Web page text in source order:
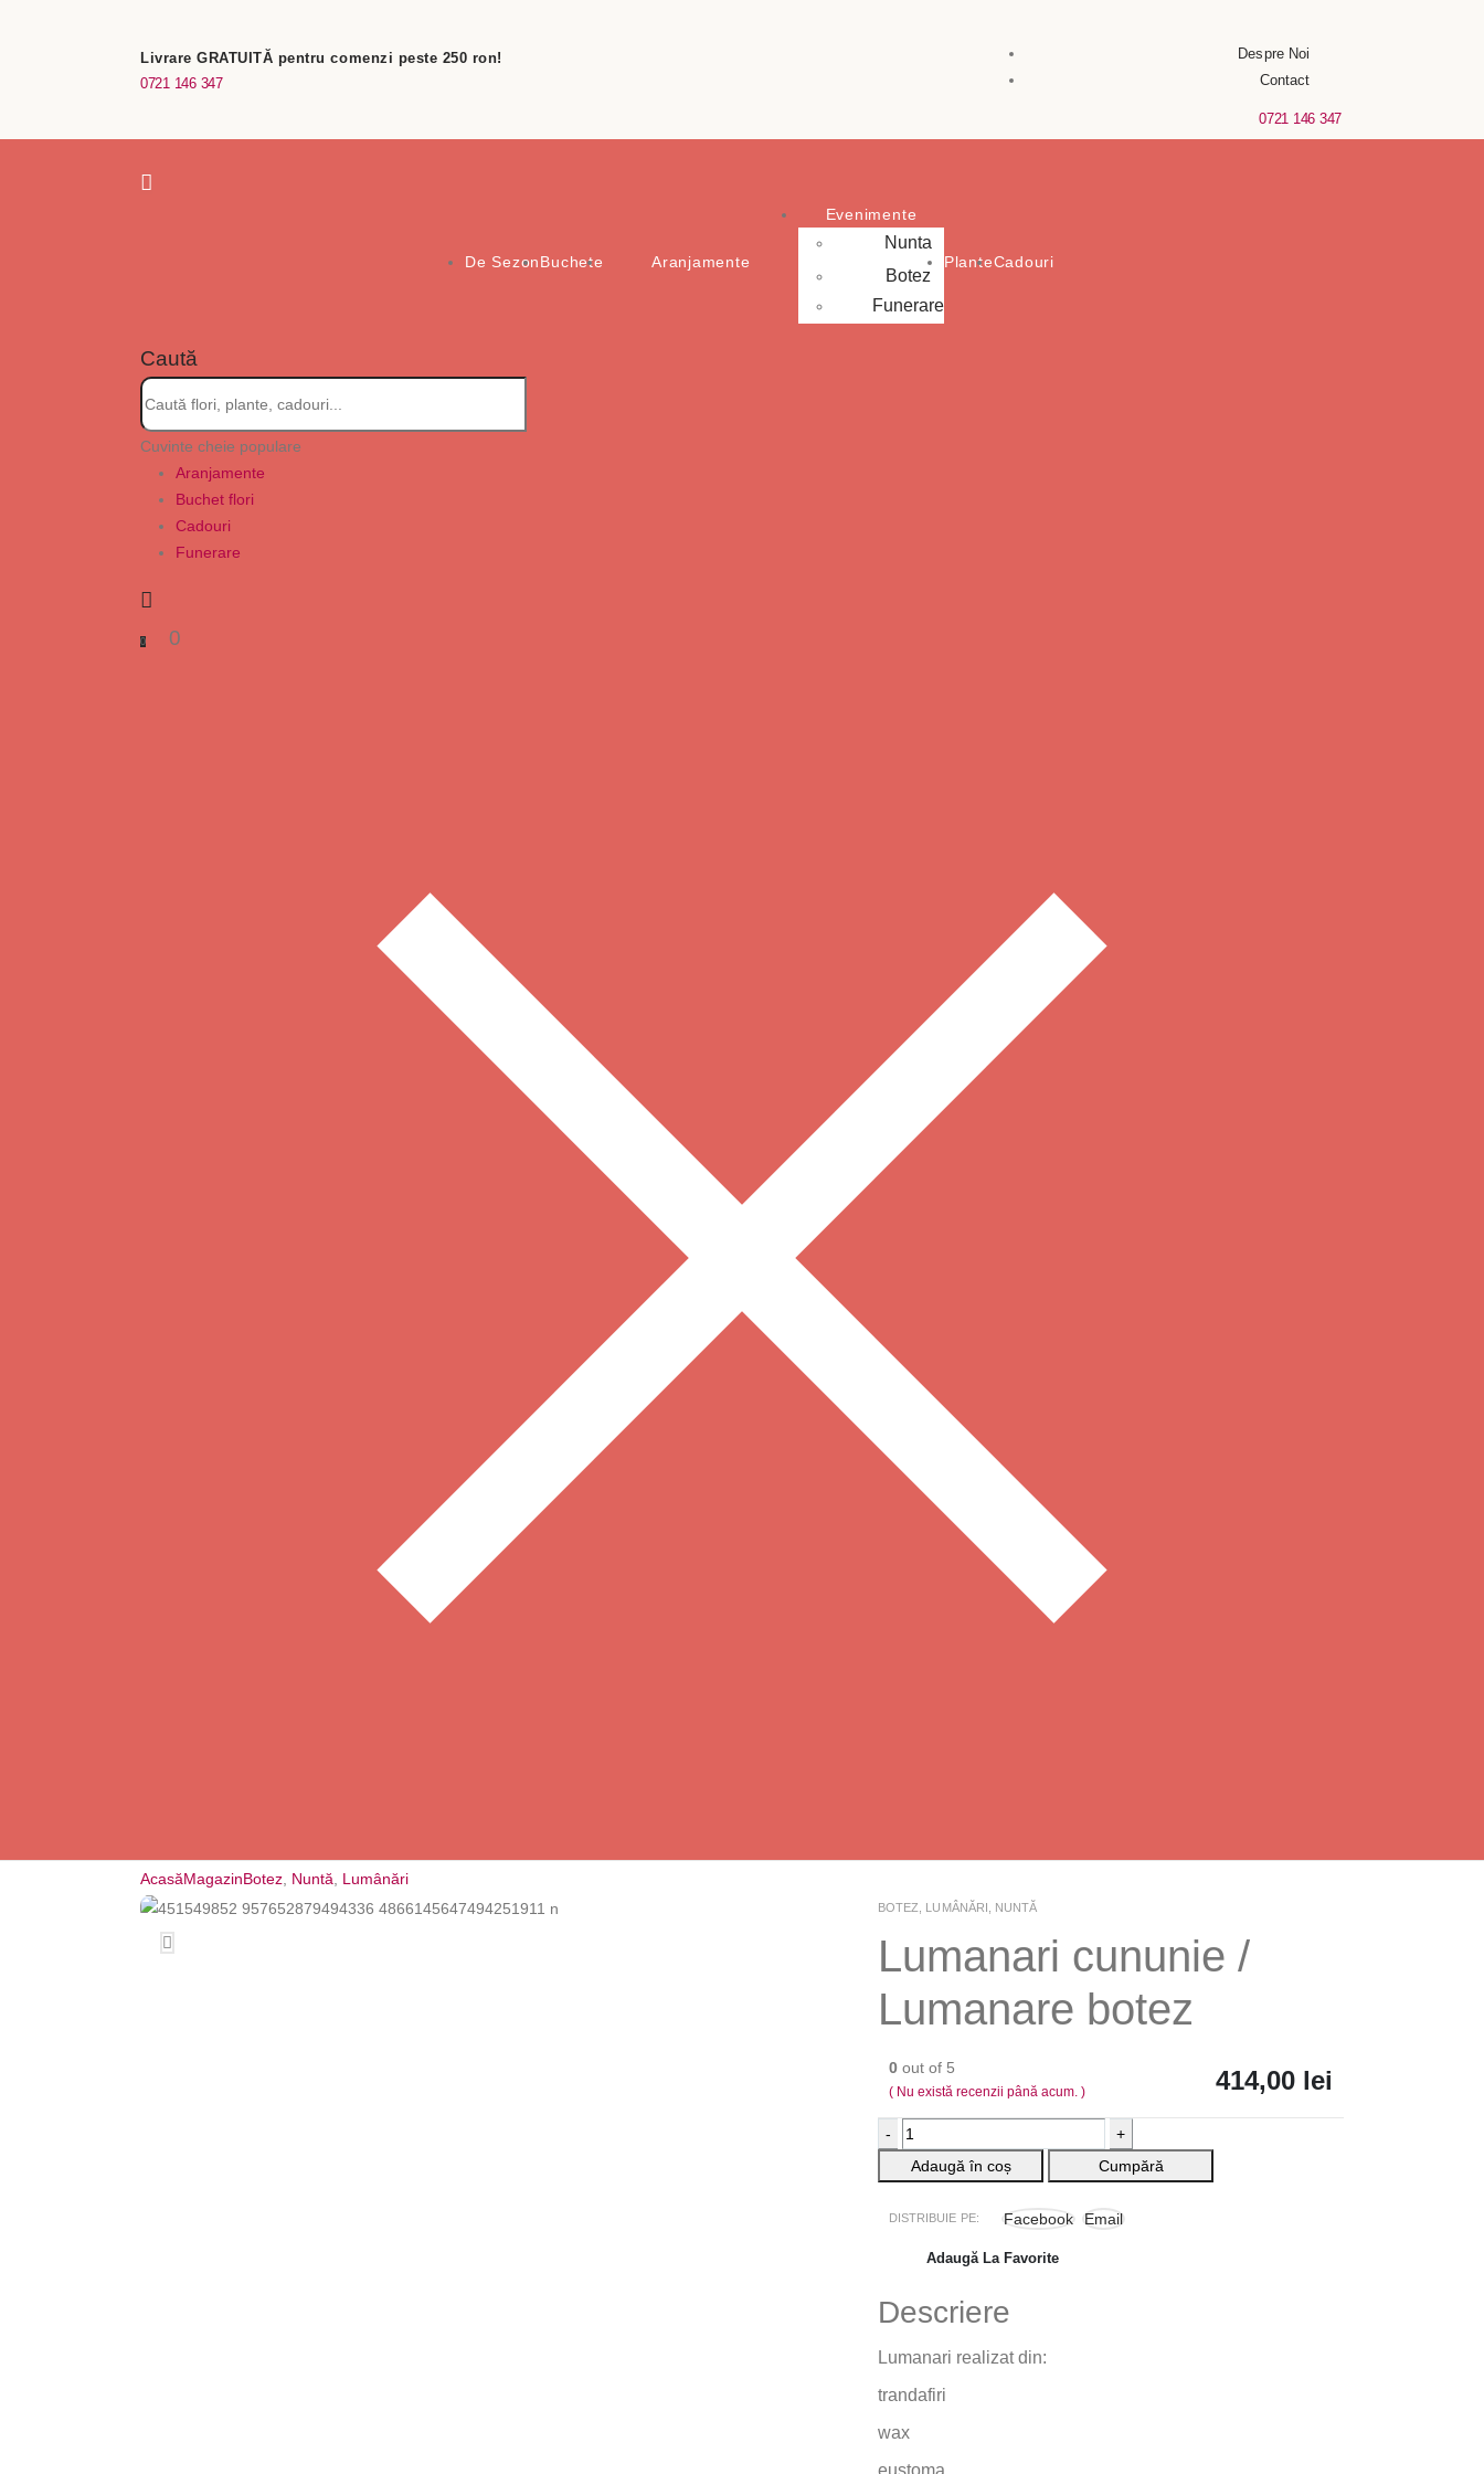
Livrare GRATUITĂ pentru comenzi peste 250 ron!
0721 146 347
Despre Noi
Contact
0721 146 347
De SezonBuchete Aranjamente
Evenimente
Nunta
Botez
Funerare
PlanteCadouri
Caută
Cuvinte cheie populare
Aranjamente
Buchet flori
Cadouri
Funerare
0 0
AcasăMagazinBotez Nuntă Lumânări
BOTEZ LUMÂNĂRI NUNTĂ
Lumanari cununie /
Lumanare botez
0 out of 5
( Nu există recenzii până acum. ) 414,00 lei
-
+
Adaugă în coș
Cumpără
DISTRIBUIE PE: Facebook Email
Adaugă La Favorite
Descriere
Lumanari realizat din:
trandafiri
wax
eustoma